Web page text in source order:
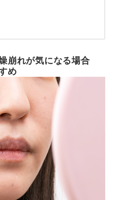
崩れが気になる場合
め